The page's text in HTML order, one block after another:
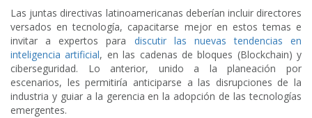
Las juntas directivas latinoamericanas deberían incluir directores
versados en tecnología, capacitarse mejor en estos temas e
invitar a expertos para discutir las nuevas tendencias en
inteligencia artificial, en las cadenas de bloques (Blockchain) y
ciberseguridad. Lo anterior, unido a la planeación por
escenarios, les permitiría anticiparse a las disrupciones de la
industria y guiar a la gerencia en la adopción de las tecnologías
emergentes.